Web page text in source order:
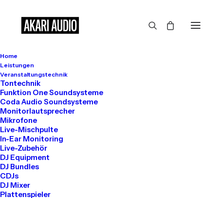
Home
Leistungen
Veranstaltungstechnik
Tontechnik
Funktion One Soundsysteme
Coda Audio Soundsysteme
Monitorlautsprecher
Mikrofone
Live-Mischpulte
In-Ear Monitoring
Live-Zubehör
DJ Equipment
DJ Bundles
CDJs
DJ Mixer
Plattenspieler
Großes kündigt sich an
Hier bahnt sich etwas Großes an! Unser Shop ist in Arbeit und
wird bald veröffentlicht!